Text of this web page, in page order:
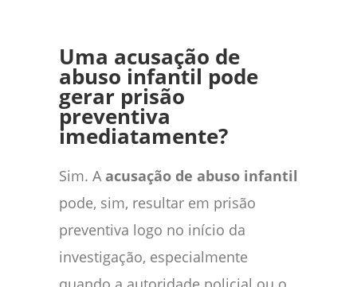
Uma acusação de
abuso infantil pode
gerar prisão
preventiva
imediatamente?
Sim. A acusação de abuso infantil
pode, sim, resultar em prisão
preventiva logo no início da
investigação, especialmente